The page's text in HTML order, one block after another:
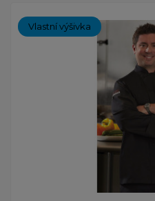
Vlastní výšivka